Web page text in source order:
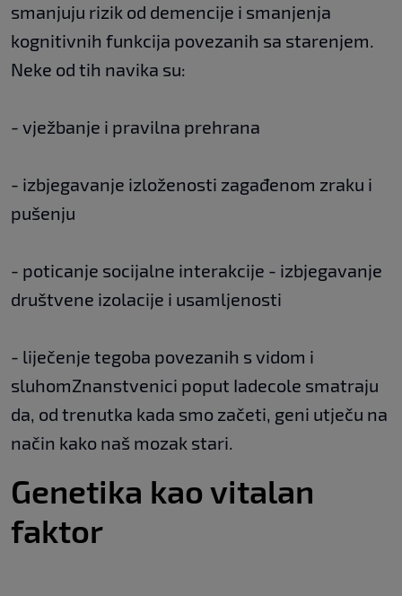
smanjuju rizik od demencije i smanjenja
kognitivnih funkcija povezanih sa starenjem.
Neke od tih navika su:
- vježbanje i pravilna prehrana
- izbjegavanje izloženosti zagađenom zraku i
pušenju
- poticanje socijalne interakcije - izbjegavanje
društvene izolacije i usamljenosti
- liječenje tegoba povezanih s vidom i
sluhomZnanstvenici poput Iadecole smatraju
da, od trenutka kada smo začeti, geni utječu na
način kako naš mozak stari.
Genetika kao vitalan
faktor